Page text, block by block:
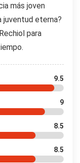
más joven
juventud eterna?
para
9.5
9
8.5
8.5